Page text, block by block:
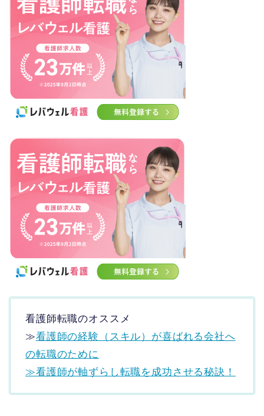
看護師転職のオススメ
≫看護師の経験（スキル）が喜ばれる会社へ
の転職のために
≫看護師が軸ずらし転職を成功させる秘訣！